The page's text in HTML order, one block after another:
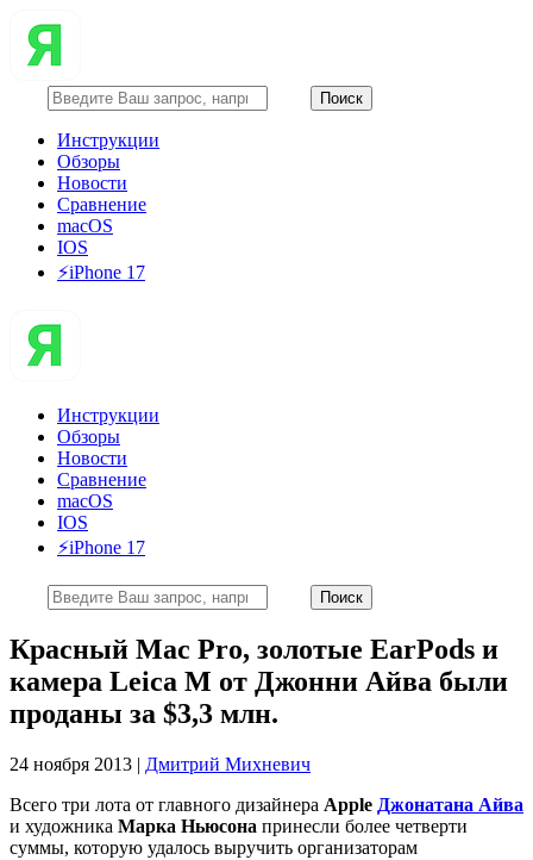
Инструкции
Обзоры
Новости
Сравнение
macOS
IOS
⚡️iPhone 17
Инструкции
Обзоры
Новости
Сравнение
macOS
IOS
⚡️iPhone 17
Красный Mac Pro, золотые EarPods и
камера Leica M от Джонни Айва были
проданы за $3,3 млн.
24 ноября 2013 | Дмитрий Михневич
Всего три лота от главного дизайнера Apple Джонатана Айва
и художника Марка Ньюсона принесли более четверти
суммы, которую удалось выручить организаторам